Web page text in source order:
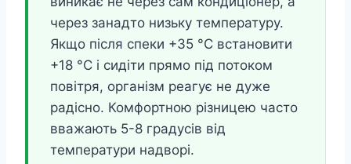
через занадто низьку температуру.
Якщо після спеки +35 °C встановити
+18 °C і сидіти прямо під потоком
повітря, організм реагує не дуже
радісно. Комфортною різницею часто
вважають 5-8 градусів від
температури надворі.